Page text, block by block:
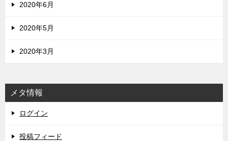
2020年6月
2020年5月
2020年3月
メタ情報
ログイン
投稿フィード